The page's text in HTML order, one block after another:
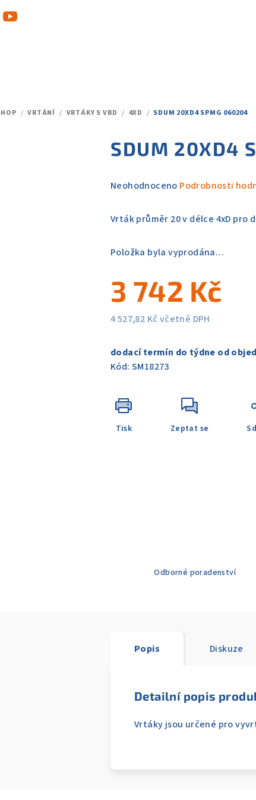
/ VRTÁNÍ / VRTÁKY S VBD / 4XD / SDUM 20XD4 SPMG 060204
SDUM 20XD4
Průměrné
produktu
z
hvězdiček.
Neohodnoceno Podrobnosti
Vrták průměr 20 v délce 4xD pro
Položka byla vyprodána…
3 742 Kč
4 527,82 Kč včetně DPH
cena:
dodací termín do týdne od
Kód: SM18273
Tisk Zeptat se
Odborné poradenství
Popis Diskuze
Detailní popis
Vrtáky jsou určené pro